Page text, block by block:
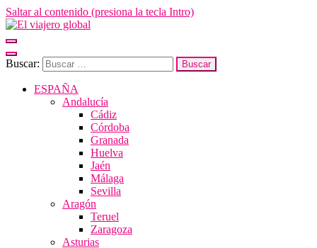
Saltar al contenido (presiona la tecla Intro)
forma sensorial, desde su música hasta su arquitectura o sus sabores
Buscar:
ESPAÑA
Andalucía
Cádiz
Córdoba
Granada
Huelva
Jaén
Málaga
Sevilla
Aragón
Teruel
Zaragoza
Asturias